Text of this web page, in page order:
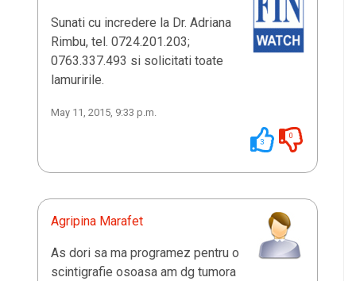
Sunati cu incredere la Dr. Adriana
Rimbu, tel. 0724.201.203;
0763.337.493 si solicitati toate
lamuririle.
May 11, 2015, 9:33 p.m.
3
0
Agripina Marafet
As dori sa ma programez pentru o
scintigrafie osoasa am dg tumora